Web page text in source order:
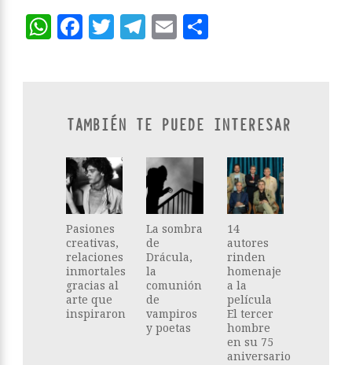
WhatsApp
Facebook
Twitter
Telegram
Email
TAMBIÉN TE PUEDE INTERESAR
Pasiones
creativas,
relaciones
inmortales
gracias al
arte que
inspiraron
La sombra
de
Drácula,
la
comunión
de
vampiros
y poetas
14
autores
rinden
homenaje
a la
película
El tercer
hombre
en su 75
aniversario